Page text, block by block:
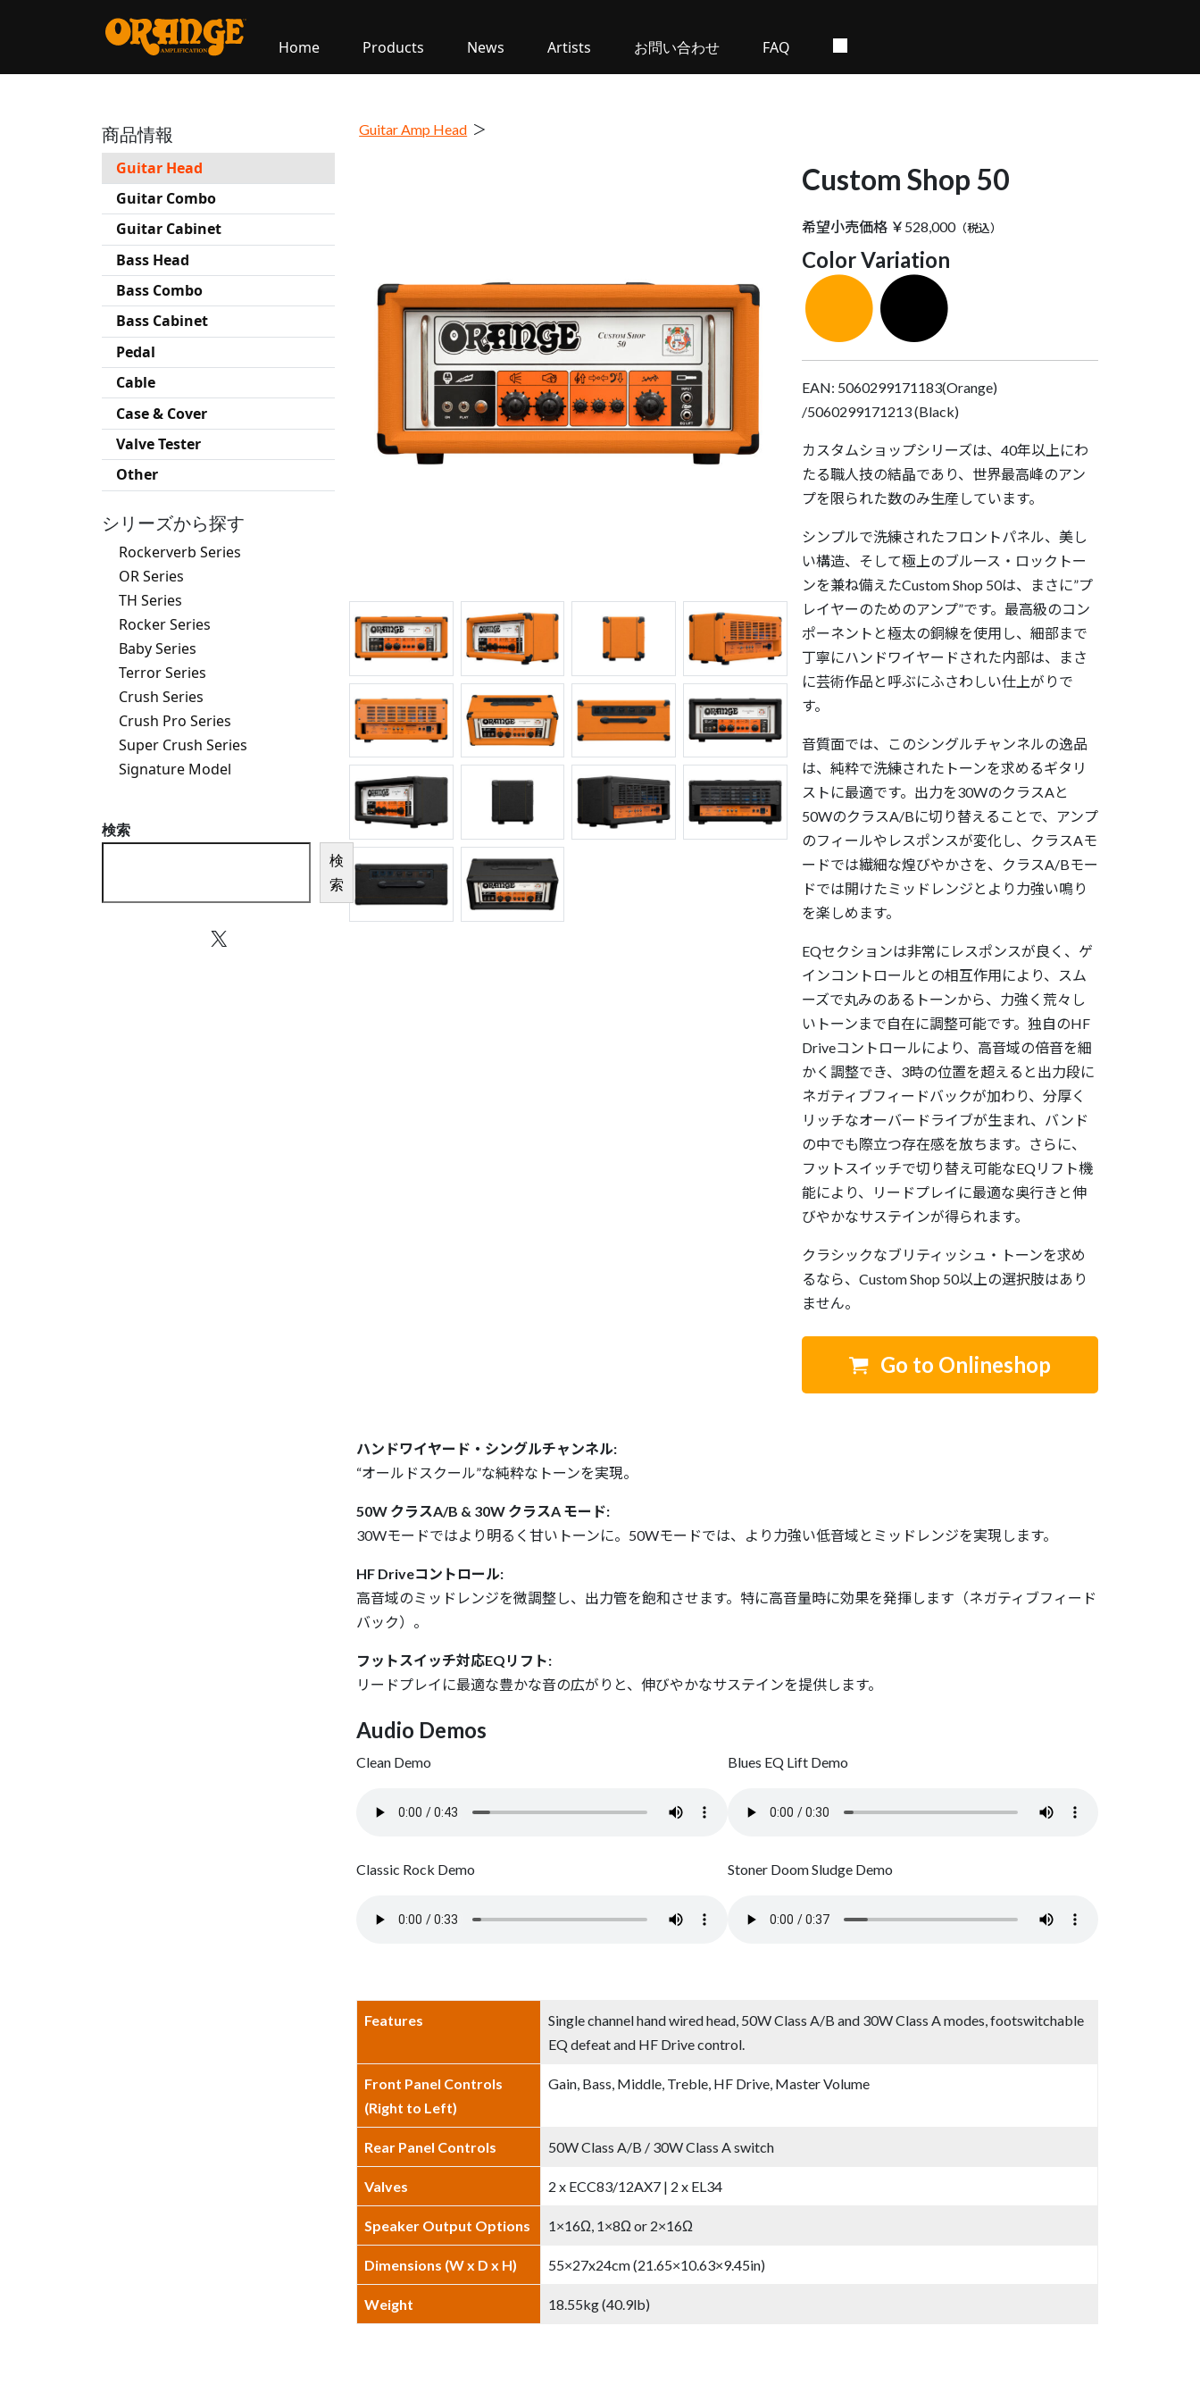
Home Products News Artists お問い合わせ FAQ
Guitar Amp Head ＞
Custom Shop 50
希望小売価格 ￥528,000（税込）
Color Variation
●●
EAN: 5060299171183(Orange)
/5060299171213 (Black)
カスタムショップシリーズは、40年以上にわ
たる職人技の結晶であり、世界最高峰のアン
プを限られた数のみ生産しています。
シンプルで洗練されたフロントパネル、美し
い構造、そして極上のブルース・ロックトー
ンを兼ね備えたCustom Shop 50は、まさに”プ
レイヤーのためのアンプ”です。最高級のコン
ポーネントと極太の銅線を使用し、細部まで
丁寧にハンドワイヤードされた内部は、まさ
に芸術作品と呼ぶにふさわしい仕上がりで
す。
音質面では、このシングルチャンネルの逸品
は、純粋で洗練されたトーンを求めるギタリ
ストに最適です。出力を30WのクラスAと
50WのクラスA/Bに切り替えることで、アンプ
のフィールやレスポンスが変化し、クラスAモ
ードでは繊細な煌びやかさを、クラスA/Bモー
ドでは開けたミッドレンジとより力強い鳴り
を楽しめます。
EQセクションは非常にレスポンスが良く、ゲ
インコントロールとの相互作用により、スム
ーズで丸みのあるトーンから、力強く荒々し
いトーンまで自在に調整可能です。独自のHF
Driveコントロールにより、高音域の倍音を細
かく調整でき、3時の位置を超えると出力段に
ネガティブフィードバックが加わり、分厚く
リッチなオーバードライブが生まれ、バンド
の中でも際立つ存在感を放ちます。さらに、
フットスイッチで切り替え可能なEQリフト機
能により、リードプレイに最適な奥行きと伸
びやかなサステインが得られます。
クラシックなブリティッシュ・トーンを求め
るなら、Custom Shop 50以上の選択肢はあり
ません。
Go to Onlineshop
ハンドワイヤード・シングルチャンネル:
“オールドスクール”な純粋なトーンを実現。
50W クラスA/B & 30W クラスA モード:
30Wモードではより明るく甘いトーンに。50Wモードでは、より力強い低音域とミッドレンジを実現します。
HF Driveコントロール:
高音域のミッドレンジを微調整し、出力管を飽和させます。特に高音量時に効果を発揮します（ネガティブフィード
バック）。
フットスイッチ対応EQリフト:
リードプレイに最適な豊かな音の広がりと、伸びやかなサステインを提供します。
Audio Demos
Clean Demo Blues EQ Lift Demo
Classic Rock Demo Stoner Doom Sludge Demo
Features
Single channel hand wired head, 50W Class A/B and 30W Class A modes, footswitchable
EQ defeat and HF Drive control.
Front Panel Controls
(Right to Left)
Gain, Bass, Middle, Treble, HF Drive, Master Volume
Rear Panel Controls 50W Class A/B / 30W Class A switch
Valves 2 x ECC83/12AX7 | 2 x EL34
Speaker Output Options 1×16Ω, 1×8Ω or 2×16Ω
Dimensions (W x D x H) 55×27x24cm (21.65×10.63×9.45in)
Weight 18.55kg (40.9lb)
商品情報
Guitar Head
Guitar Combo
Guitar Cabinet
Bass Head
Bass Combo
Bass Cabinet
Pedal
Cable
Case & Cover
Valve Tester
Other
シリーズから探す
Rockerverb Series
OR Series
TH Series
Rocker Series
Baby Series
Terror Series
Crush Series
Crush Pro Series
Super Crush Series
Signature Model
検索
検
索
X